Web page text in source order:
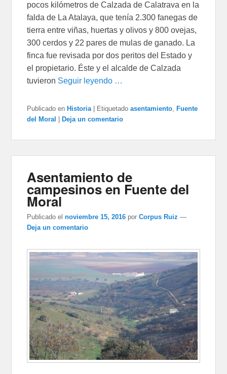
pocos kilómetros de Calzada de Calatrava en la
falda de La Atalaya, que tenía 2.300 fanegas de
tierra entre viñas, huertas y olivos y 800 ovejas,
300 cerdos y 22 pares de mulas de ganado. La
finca fue revisada por dos peritos del Estado y
el propietario. Éste y el alcalde de Calzada
tuvieron Seguir leyendo …
Publicado en Historia Etiquetado asentamiento, Fuente
del Moral
Deja un comentario
Asentamiento de
campesinos en Fuente del
Moral
Publicado el noviembre 15, 2016 porCorpus Ruiz —
Deja un comentario